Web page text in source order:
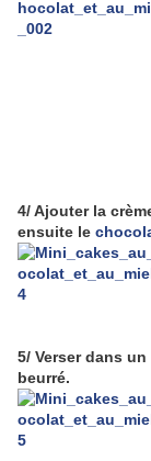
4/ Ajouter la
ensuite le
5/ Verser dans
beurré.